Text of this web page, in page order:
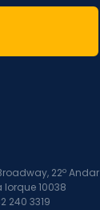
22º Andar
Iorque 10038
240 3319